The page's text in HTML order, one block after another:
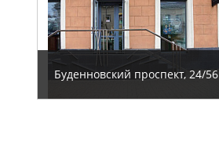
Буденновский проспект, 24/56